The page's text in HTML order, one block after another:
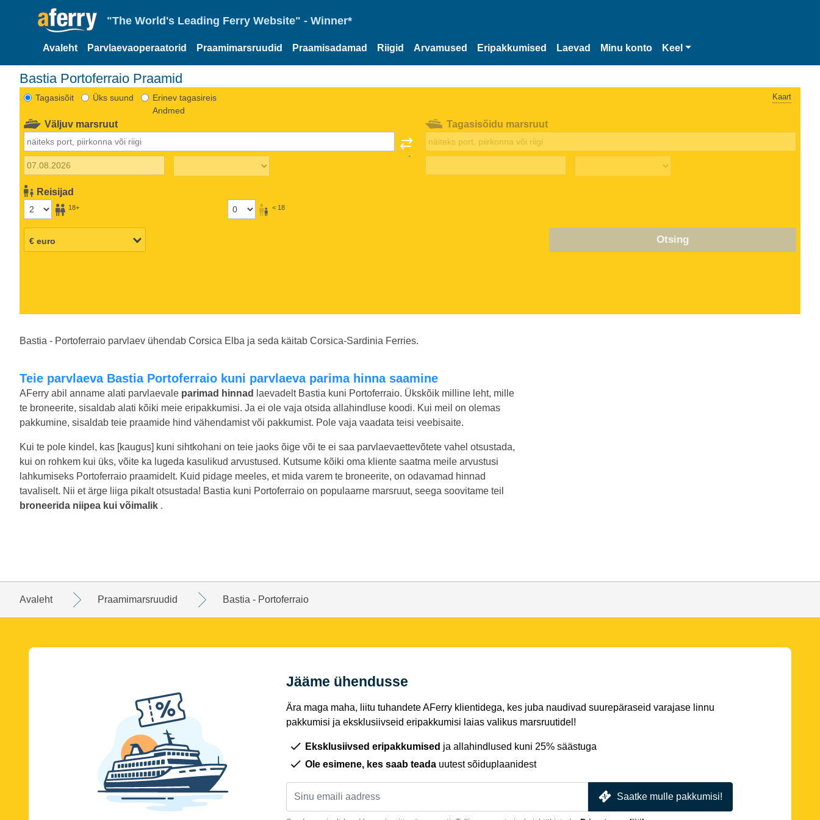
"The World's Leading Ferry Website" - Winner*
Avaleht Parvlaevaoperaatorid Praamimarsruudid Praamisadamad Riigid Arvamused Eripakkumised Laevad Minu konto Keel
Bastia Portoferraio Praamid
Tagasisõit Üks suund
Erinev tagasireis
Andmed
Kaart
Väljuv marsruut
Reisijad
18+ < 18
Tagasisõidu marsruut
Otsing
Bastia - Portoferraio parvlaev ühendab Corsica Elba ja seda käitab Corsica-Sardinia Ferries.
Teie parvlaeva Bastia Portoferraio kuni parvlaeva parima hinna saamine
AFerry abil anname alati parvlaevale parimad hinnad
laevadelt Bastia kuni Portoferraio. Ükskõik milline leht, mille
te broneerite, sisaldab alati kõiki meie eripakkumisi. Ja ei ole vaja otsida allahindluse koodi. Kui meil on olemas
pakkumine, sisaldab teie praamide hind vähendamist või pakkumist. Pole vaja vaadata teisi veebisaite.
Kui te pole kindel, kas [kaugus] kuni sihtkohani on teie jaoks õige või te ei saa parvlaevaettevõtete vahel otsustada,
kui on rohkem kui üks, võite ka lugeda kasulikud arvustused. Kutsume kõiki oma kliente saatma meile arvustusi
lahkumiseks Portoferraio praamidelt. Kuid pidage meeles, et mida varem te broneerite, on odavamad hinnad
tavaliselt. Nii et ärge liiga pikalt otsustada! Bastia kuni Portoferraio on populaarne marsruut, seega soovitame teil
broneerida niipea kui võimalik .
Avaleht Praamimarsruudid Bastia - Portoferraio
Jääme ühendusse
Ära maga maha, liitu tuhandete AFerry klientidega, kes juba naudivad suurepäraseid varajase linnu
pakkumisi ja eksklusiivseid eripakkumisi laias valikus marsruutidel!
Eksklusiivsed eripakkumised ja allahindlused kuni 25% säästuga
Ole esimene, kes saab teada uutest sõiduplaanidest
Saatke mulle pakkumisi!